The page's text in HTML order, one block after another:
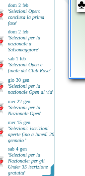
dom 2 feb
'Selezioni Open:
conclusa la prima
fase'
dom 2 feb
'Selezioni per la
nazionale a
Salsomaggiore'
sab 1 feb
'Selezioni Open e
finale del Club Rosa'
gio 30 gen
'Selezioni per la
nazionale Open al via'
mer 22 gen
'Selezioni per la
Nazionale Open'
mer 15 gen
'Selezioni: iscrizioni
aperte fino a lunedì 20
gennaio '
sab 4 gen
'Selezioni per la
Nazionale: per gli
Under 35 iscrizione
gratuita'